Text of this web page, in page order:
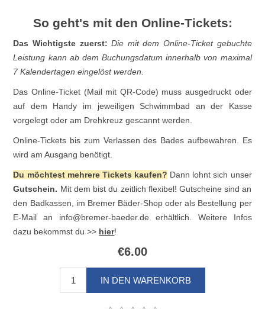
So geht's mit den Online-Tickets:
Das Wichtigste zuerst:Die mit dem Online-Ticket gebuchte
Leistung kann ab dem Buchungsdatum innerhalb von maximal
7 Kalendertagen eingelöst werden.
Das Online-Ticket (Mail mit QR-Code) muss ausgedruckt oder
auf dem Handy im jeweiligen Schwimmbad an der Kasse
vorgelegt oder am Drehkreuz gescannt werden.
Online-Tickets bis zum Verlassen des Bades aufbewahren. Es
wird am Ausgang benötigt.
Du möchtest mehrere Tickets kaufen? Dann lohnt sich unser
Gutschein. Mit dem bist du zeitlich flexibel! Gutscheine sind an
den Badkassen, im Bremer Bäder-Shop oder als Bestellung per
E-Mail an info@bremer-baeder.de
erhältlich. Weitere Infos
dazu bekommst du >> hier!
€6.00